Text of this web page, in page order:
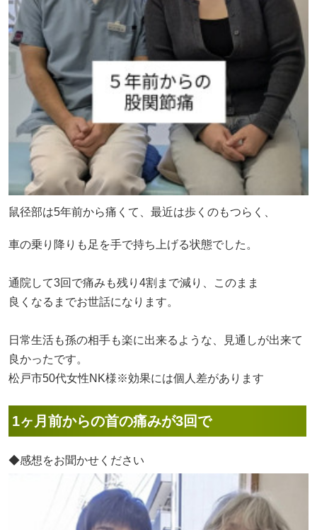
鼠径部は5年前から痛くて、最近は歩くのもつらく、
車の乗り降りも足を手で持ち上げる状態でした。
通院して3回で痛みも残り4割まで減り、このまま
良くなるまでお世話になります。
日常生活も孫の相手も楽に出来るような、見通しが出来て
良かったです。
松戸市50代女性NK様※効果には個人差があります
1ヶ月前からの首の痛みが3回で
◆感想をお聞かせください